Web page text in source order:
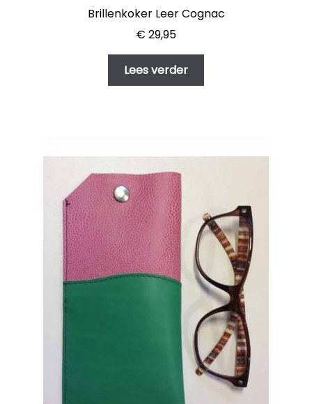
Brillenkoker Leer Cognac
€ 29,95
Lees verder